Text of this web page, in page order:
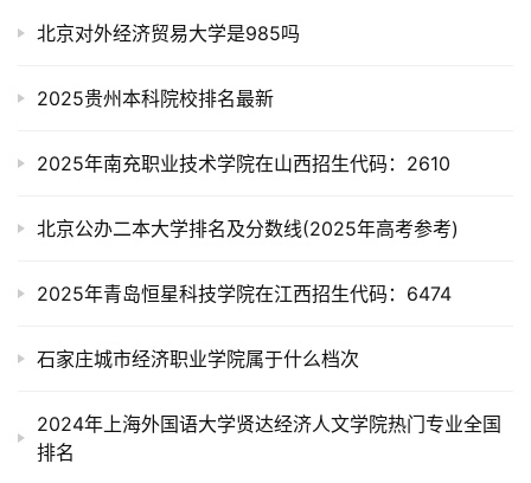
北京对外经济贸易大学是985吗
2025贵州本科院校排名最新
2025年南充职业技术学院在山西招生代码：2610
北京公办二本大学排名及分数线(2025年高考参考)
2025年青岛恒星科技学院在江西招生代码：6474
石家庄城市经济职业学院属于什么档次
2024年上海外国语大学贤达经济人文学院热门专业全国
排名